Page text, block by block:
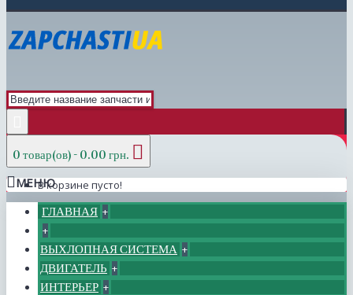
0 товар(ов) - 0.00 грн.
В корзине пусто!
МЕНЮ
ГЛАВНАЯ +
+
ВЫХЛОПНАЯ СИСТЕМА +
ДВИГАТЕЛЬ +
ИНТЕРЬЕР +